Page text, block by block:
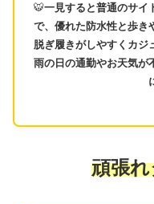
🐯一見すると普通のサイ
で、優れた防水性と歩き
脱ぎ履きがしやすくカジ
雨の日の通勤やお天気が
頑張